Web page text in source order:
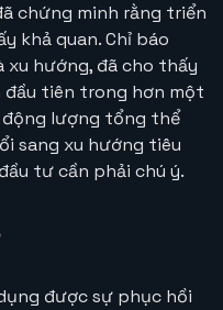
chứng minh rằng triển
khả quan. Chỉ báo
xu hướng, đã cho thấy
tiên trong hơn một
lượng tổng thể
sang xu hướng tiêu
tư cần phải chú ý.
được sự phục hồi